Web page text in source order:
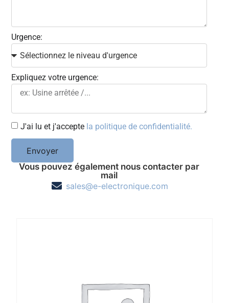
Urgence:
Expliquez votre urgence:
J'ai lu et j'accepte la politique de confidentialité.
Envoyer
Vous pouvez également nous contacter par
mail
sales@e-electronique.com